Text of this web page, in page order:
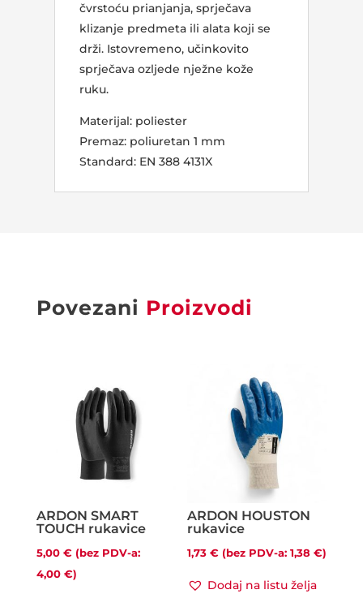
čvrstoću prianjanja, sprječava
klizanje predmeta ili alata koji se
drži. Istovremeno, učinkovito
sprječava ozljede nježne kože
ruku.
Materijal: poliester
Premaz: poliuretan 1 mm
Standard: EN 388 4131X
Povezani Proizvodi
ARDON SMART
TOUCH rukavice
5,00 € (bez PDV-a:
4,00 €)
ARDON HOUSTON
rukavice
1,73€ (bez PDV-a:1,38€)
Dodaj na listu želja